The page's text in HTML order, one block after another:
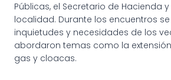
Públicas, el Secretario de Hacienda
localidad. Durante los encuentros
inquietudes y necesidades de los
abordaron temas como la
gas y cloacas.